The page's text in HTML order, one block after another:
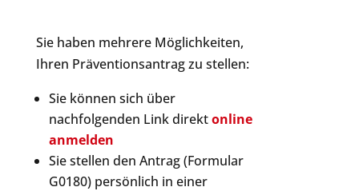
Sie haben mehrere Möglichkeiten,
Ihren Präventionsantrag zu stellen:
Sie können sich über
nachfolgenden Link direktonline
anmelden
Sie stellen den Antrag (Formular
G0180) persönlich in einer